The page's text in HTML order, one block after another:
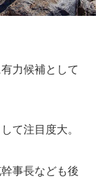
力候補として
て注目度大。
事長なども後